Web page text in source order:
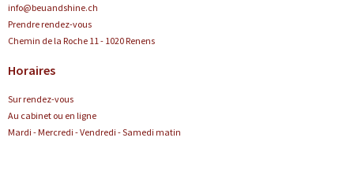
info@beuandshine.ch
Prendre rendez-vous
Chemin de la Roche 11 - 1020 Renens
Horaires
Sur rendez-vous
Au cabinet ou en ligne
Mardi - Mercredi - Vendredi - Samedi matin